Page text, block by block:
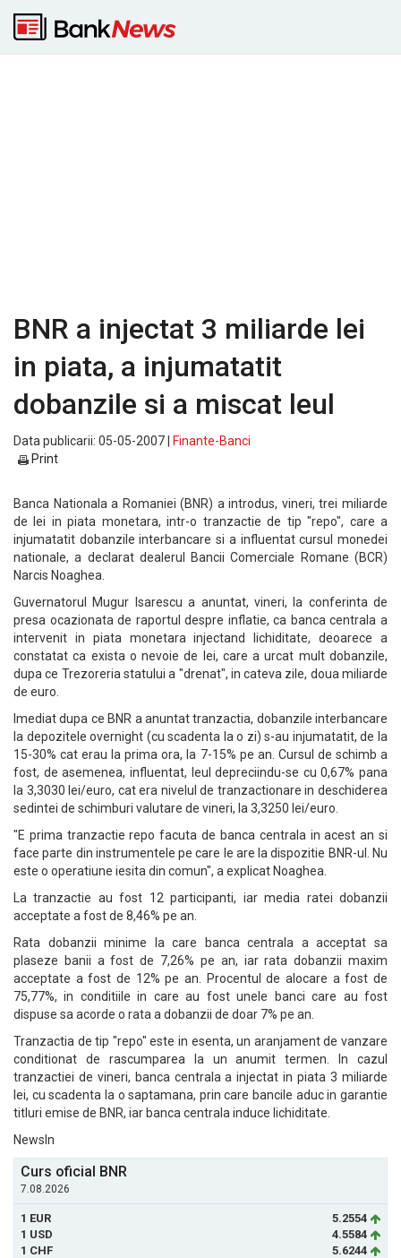
BNR a injectat 3 miliarde lei
in piata, a injumatatit
dobanzile si a miscat leul
Data publicarii: 05-05-2007 |
Finante-Banci
Print
Banca Nationala a Romaniei (BNR) a introdus, vineri, trei miliarde
de lei in piata monetara, intr-o tranzactie de tip "repo", care a
injumatatit dobanzile interbancare si a influentat cursul monedei
nationale, a declarat dealerul Bancii Comerciale Romane (BCR)
Narcis Noaghea.
Guvernatorul Mugur Isarescu a anuntat, vineri, la conferinta de
presa ocazionata de raportul despre inflatie, ca banca centrala a
intervenit in piata monetara injectand lichiditate, deoarece a
constatat ca exista o nevoie de lei, care a urcat mult dobanzile,
dupa ce Trezoreria statului a "drenat", in cateva zile, doua miliarde
de euro.
Imediat dupa ce BNR a anuntat tranzactia, dobanzile interbancare
la depozitele overnight (cu scadenta la o zi) s-au injumatatit, de la
15-30% cat erau la prima ora, la 7-15% pe an. Cursul de schimb a
fost, de asemenea, influentat, leul depreciindu-se cu 0,67% pana
la 3,3030 lei/euro, cat era nivelul de tranzactionare in deschiderea
sedintei de schimburi valutare de vineri, la 3,3250 lei/euro.
"E prima tranzactie repo facuta de banca centrala in acest an si
face parte din instrumentele pe care le are la dispozitie BNR-ul. Nu
este o operatiune iesita din comun", a explicat Noaghea.
La tranzactie au fost 12 participanti, iar media ratei dobanzii
acceptate a fost de 8,46% pe an.
Rata dobanzii minime la care banca centrala a acceptat sa
plaseze banii a fost de 7,26% pe an, iar rata dobanzii maxim
acceptate a fost de 12% pe an. Procentul de alocare a fost de
75,77%, in conditiile in care au fost unele banci care au fost
dispuse sa acorde o rata a dobanzii de doar 7% pe an.
Tranzactia de tip "repo" este in esenta, un aranjament de vanzare
conditionat de rascumparea la un anumit termen. In cazul
tranzactiei de vineri, banca centrala a injectat in piata 3 miliarde
lei, cu scadenta la o saptamana, prin care bancile aduc in garantie
titluri emise de BNR, iar banca centrala induce lichiditate.
NewsIn
Curs oficial BNR
7.08.2026
1 EUR
5.2554
1 USD
4.5584
1 CHF
5.6244